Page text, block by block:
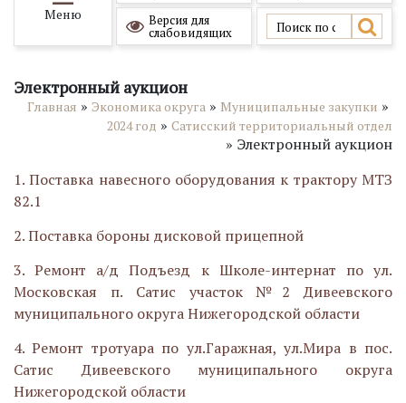
Меню
Версия для
слабовидящих
Электронный аукцион
Главная » Экономика округа » Муниципальные закупки »
2024 год » Сатисский территориальный отдел
» Электронный аукцион
1. Поставка навесного оборудования к трактору МТЗ
82.1
2.Поставка бороны дисковой прицепной
3.Ремонт а/д Подъезд к Школе-интернат по ул.
Московская п. Сатис участок №2 Дивеевского
муниципального округа Нижегородской области
4.Ремонт тротуара по ул.Гаражная, ул.Мира в пос.
Сатис Дивеевского муниципального округа
Нижегородской области